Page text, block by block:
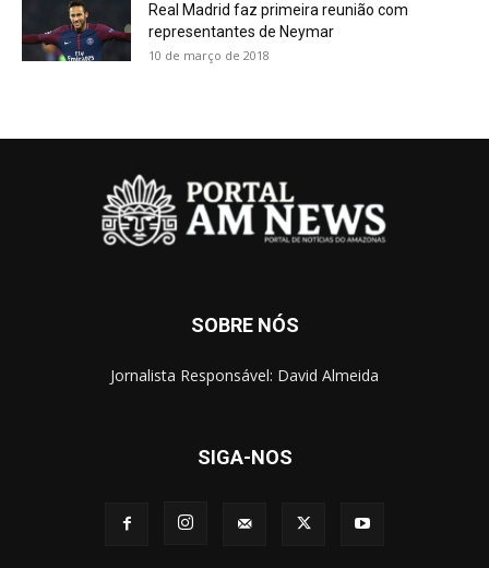
Real Madrid faz primeira reunião com
representantes de Neymar
10 de março de 2018
SOBRE NÓS
Jornalista Responsável: David Almeida
SIGA-NOS